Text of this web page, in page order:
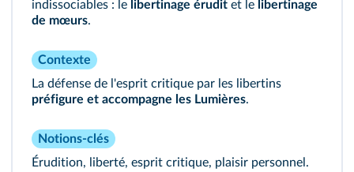
indissociables : le libertinage érudit et le libertinage
de mœurs.
Contexte
La défense de l'esprit critique par les libertins
préfigure et accompagne les Lumières.
Notions-clés
Érudition, liberté, esprit critique, plaisir personnel.